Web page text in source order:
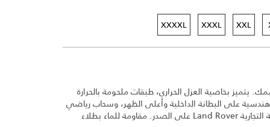
XXL
XXXL
XXXXL
يتميز بخاصية العزل الحراري، طبقات ملحومة بالحرارة
على البطانة الداخلية وأعلى الظهر، وسحاب رياضي
من السيليكون مطبوع عليه اسم العلامة التجارية Land Rover على الصدر. مقاومة للماء بطلاء